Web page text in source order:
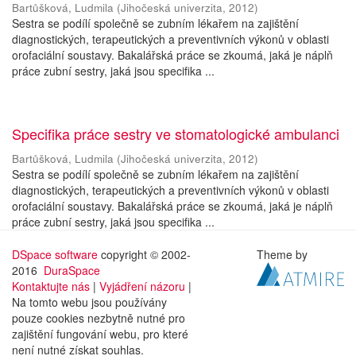
Bartůšková, Ludmila (Jihočeská univerzita, 2012)
Sestra se podílí společně se zubním lékařem na zajištění
diagnostických, terapeutických a preventivních výkonů v oblasti
orofaciální soustavy. Bakalářská práce se zkoumá, jaká je náplň
práce zubní sestry, jaká jsou specifika ...
Specifika práce sestry ve stomatologické ambulanci
Bartůšková, Ludmila (Jihočeská univerzita, 2012)
Sestra se podílí společně se zubním lékařem na zajištění
diagnostických, terapeutických a preventivních výkonů v oblasti
orofaciální soustavy. Bakalářská práce se zkoumá, jaká je náplň
práce zubní sestry, jaká jsou specifika ...
DSpace software copyright © 2002-
2016 DuraSpace
Kontaktujte nás | Vyjádření názoru |
Na tomto webu jsou používány
pouze cookies nezbytně nutné pro
zajištění fungování webu, pro které
není nutné získat souhlas.
Theme by